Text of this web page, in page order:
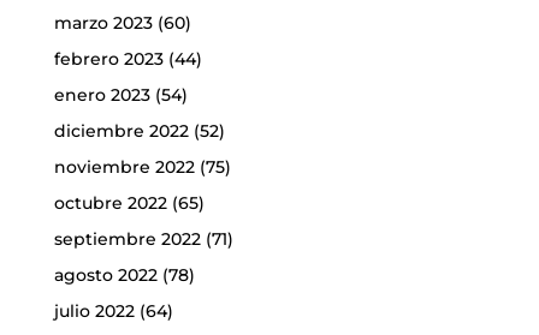
marzo 2023(60)
febrero 2023(44)
enero 2023(54)
diciembre 2022(52)
noviembre 2022(75)
octubre 2022(65)
septiembre 2022(71)
agosto 2022(78)
julio 2022(64)